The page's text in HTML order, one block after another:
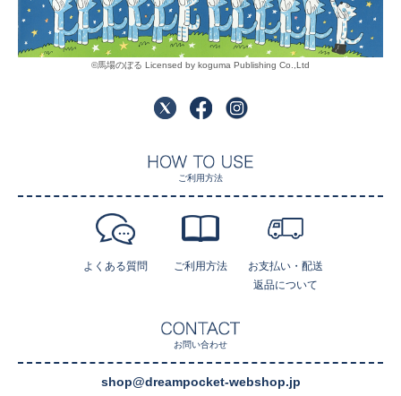
©馬場のぼる Licensed by koguma Publishing Co.,Ltd
お問い合わせ
shop@dreampocket-webshop.jp
ご利用方法
よくある質問 ご利用方法
お支払い・配送
返品について